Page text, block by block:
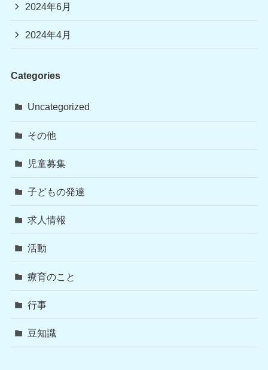
2024年6月
2024年4月
Categories
Uncategorized
その他
児童募集
子どもの発達
求人情報
活動
療育のこと
行事
豆知識